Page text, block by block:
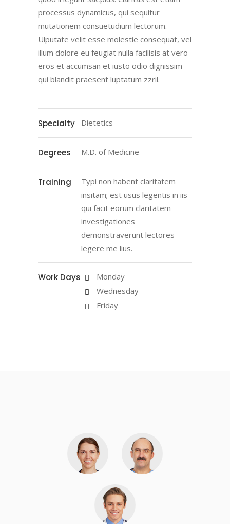
processus dynamicus, qui sequitur
mutationem consuetudium lectorum.
Ulputate velit esse molestie consequat, vel
illum dolore eu feugiat nulla facilisis at vero
eros et accumsan et iusto odio dignissim
qui blandit praesent luptatum zzril.
Specialty Dietetics
Degrees M.D. of Medicine
Training
Typi non habent claritatem
insitam; est usus legentis in iis
qui facit eorum claritatem
investigationes
demonstraverunt lectores
legere me lius.
Work Days
Monday
Wednesday
Friday